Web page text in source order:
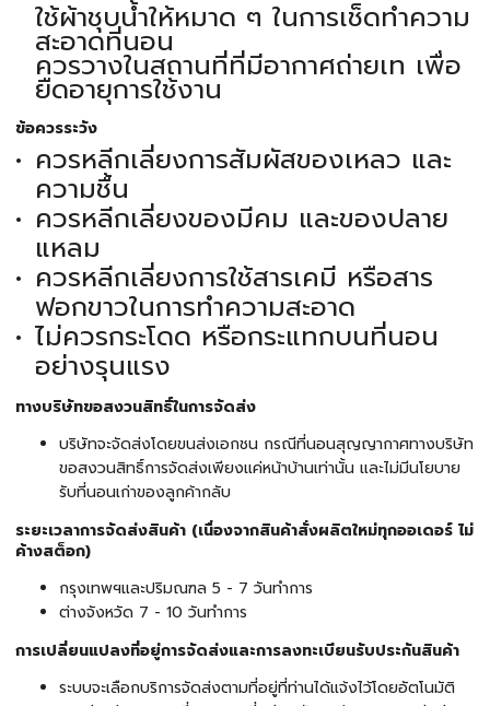
ใช้ผ้าชุบน้ำให้หมาด ๆ ในการเช็ดทำความ
สะอาดที่นอน
ควรวางในสถานที่ที่มีอากาศถ่ายเท เพื่อ
ยืดอายุการใช้งาน
ข้อควรระวัง
ควรหลีกเลี่ยงการสัมผัสของเหลว และ
ความชื้น
ควรหลีกเลี่ยงของมีคม และของปลาย
แหลม
ควรหลีกเลี่ยงการใช้สารเคมี หรือสาร
ฟอกขาวในการทำความสะอาด
ไม่ควรกระโดด หรือกระแทกบนที่นอน
อย่างรุนแรง
ทางบริษัทขอสงวนสิทธิ์ในการจัดส่ง
บริษัทจะจัดส่งโดยขนส่งเอกชน กรณีที่นอนสุญญากาศทางบริษัท
ขอสงวนสิทธิ์การจัดส่งเพียงแค่หน้าบ้านเท่านั้น และไม่มีนโยบาย
รับที่นอนเก่าของลูกค้ากลับ
ระยะเวลาการจัดส่งสินค้า (เนื่องจากสินค้าสั่งผลิตใหม่ทุกออเดอร์ ไม่
ค้างสต็อก)
กรุงเทพฯและปริมณฑล 5 - 7 วันทำการ
ต่างจังหวัด 7 - 10 วันทำการ
การเปลี่ยนแปลงที่อยู่การจัดส่งและการลงทะเบียนรับประกันสินค้า
ระบบจะเลือกบริการจัดส่งตามที่อยู่ที่ท่านได้แจ้งไว้โดยอัตโนมัติ